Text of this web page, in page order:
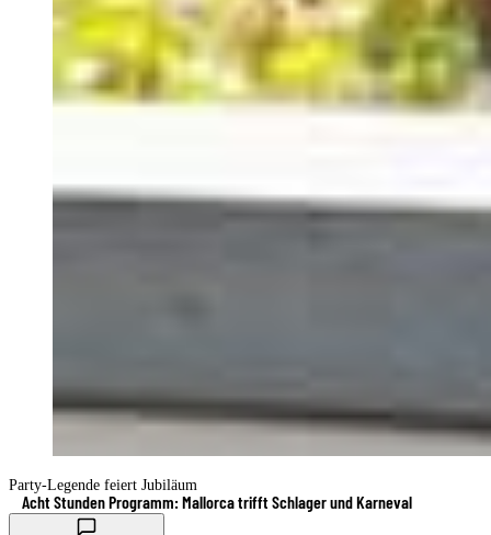
Party-Legende feiert Jubiläum
Acht Stunden Programm: Mallorca trifft Schlager und Karneval